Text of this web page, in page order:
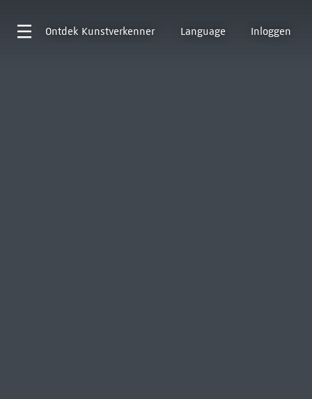
Ontdek Kunstverkenner Language Inloggen